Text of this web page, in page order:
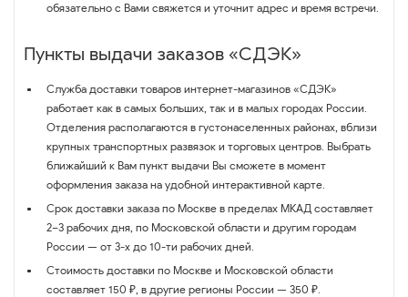
обязательно с Вами свяжется и уточнит адрес и время встречи.
Пункты выдачи заказов «СДЭК»
Служба доставки товаров интернет-магазинов «СДЭК»
работает как в самых больших, так и в малых городах России.
Отделения располагаются в густонаселенных районах, вблизи
крупных транспортных развязок и торговых центров. Выбрать
ближайший к Вам пункт выдачи Вы сможете в момент
оформления заказа на удобной интерактивной карте.
Срок доставки заказа по Москве в пределах МКАД составляет
2–3 рабочих дня, по Московской области и другим городам
России — от 3-х до 10-ти рабочих дней.
Стоимость доставки по Москве и Московской области
составляет 150 ₽, в другие регионы России — 350 ₽.